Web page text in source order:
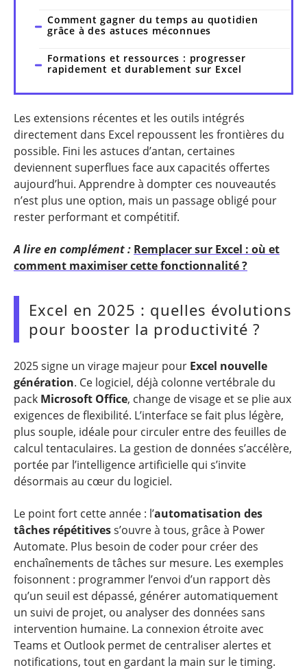
Comment gagner du temps au quotidien
grâce à des astuces méconnues
Formations et ressources : progresser
rapidement et durablement sur Excel
Les extensions récentes et les outils intégrés
directement dans Excel repoussent les frontières du
possible. Fini les astuces d’antan, certaines
deviennent superflues face aux capacités offertes
aujourd’hui. Apprendre à dompter ces nouveautés
n’est plus une option, mais un passage obligé pour
rester performant et compétitif.
A lire en complément : Remplacer sur Excel : où et
comment maximiser cette fonctionnalité ?
Excel en 2025 : quelles évolutions
pour booster la productivité ?
2025 signe un virage majeur pour Excel nouvelle
génération. Ce logiciel, déjà colonne vertébrale du
pack Microsoft Office, change de visage et se plie aux
exigences de flexibilité. L’interface se fait plus légère,
plus souple, idéale pour circuler entre des feuilles de
calcul tentaculaires. La gestion de données s’accélère,
portée par l’intelligence artificielle qui s’invite
désormais au cœur du logiciel.
Le point fort cette année : l’automatisation des
tâches répétitivess’ouvre à tous, grâce à Power
Automate. Plus besoin de coder pour créer des
enchaînements de tâches sur mesure. Les exemples
foisonnent : programmer l’envoi d’un rapport dès
qu’un seuil est dépassé, générer automatiquement
un suivi de projet, ou analyser des données sans
intervention humaine. La connexion étroite avec
Teams et Outlook permet de centraliser alertes et
notifications, tout en gardant la main sur le timing.